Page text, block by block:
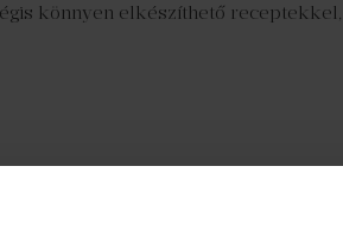
könnyen elkészíthető